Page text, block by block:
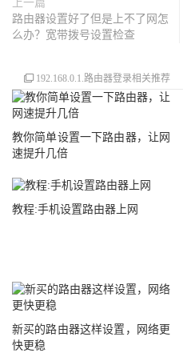
上一篇
路由器设置好了但是上不了网怎
么办？宽带拨号设置检查
192.168.0.1.路由器登录相关推荐
教你简单设置一下路由器，让网
速提升几倍
教程:手机设置路由器上网
新买的路由器这样设置，网络更
快更稳